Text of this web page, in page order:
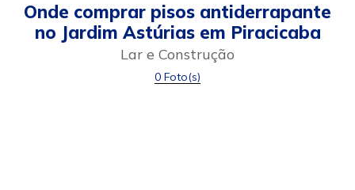
Onde comprar pisos antiderrapante
no Jardim Astúrias em Piracicaba
Lar e Construção
0 Foto(s)